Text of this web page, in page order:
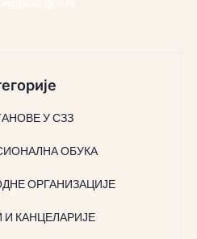
У СЗЗ
ОБУКА
ОРГАНИЗАЦИЈЕ
И КАНЦЕЛАРИЈЕ